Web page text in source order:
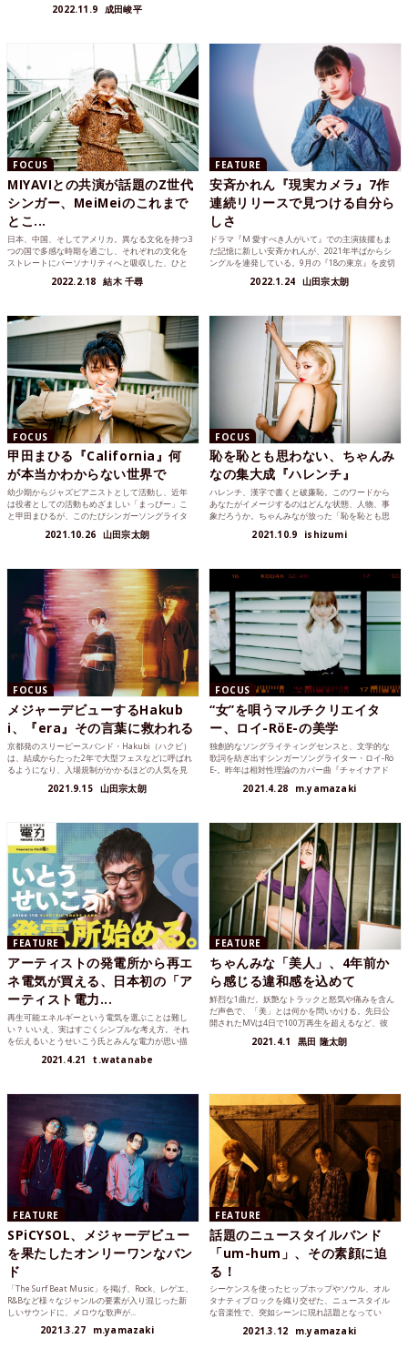
2022.11.9 成田峻平
FOCUS
MIYAVIとの共演が話題のZ世代
シンガー、MeiMeiのこれまで
とこ...
日本、中国、そしてアメリカ。異なる文化を持つ3
つの国で多感な時期を過ごし、それぞれの文化を
ストレートにパーソナリティへと吸収した、ひと
2022.2.18 結木 千尋
FEATURE
安斉かれん『現実カメラ』7作
連続リリースで見つける自分ら
しさ
ドラマ『M 愛すべき人がいて』での主演抜擢もま
だ記憶に新しい安斉かれんが、2021年半ばからシ
ングルを連発している。9月の『18の東京』を皮切
2022.1.24 山田宗太朗
FOCUS
甲田まひる『California』何
が本当かわからない世界で
幼少期からジャズピアニストとして活動し、近年
は役者としての活動もめざましい「まっぴー」こ
と甲田まひるが、このたびシンガーソングライタ
2021.10.26 山田宗太朗
FOCUS
恥を恥とも思わない、ちゃんみ
なの集大成『ハレンチ』
ハレンチ、漢字で書くと破廉恥。このワードから
あなたがイメージするのはどんな状態、人物、事
象だろうか。ちゃんみなが放った「恥を恥とも思
2021.10.9 ishizumi
FOCUS
メジャーデビューするHakub
i、『era』その言葉に救われる
京都発のスリーピースバンド・Hakubi（ハクビ）
は、結成からたった2年で大型フェスなどに呼ばれ
るようになり、入場規制がかかるほどの人気を見
2021.9.15 山田宗太朗
FOCUS
“女”を唄うマルチクリエイタ
ー、ロイ-RöE-の美学
独創的なソングライティングセンスと、文学的な
歌詞を紡ぎ出すシンガーソングライター・ロイ-Rö
E-。昨年は相対性理論のカバー曲『チャイナアド
2021.4.28 m.yamazaki
FEATURE
アーティストの発電所から再エ
ネ電気が買える、日本初の「ア
ーティスト電力...
再生可能エネルギーという電気を選ぶことは難し
い？ いいえ、実はすごくシンプルな考え方。それ
を伝えるいとうせいこう氏とみんな電力が思い描
2021.4.21 t.watanabe
FEATURE
ちゃんみな「美人」、4年前か
ら感じる違和感を込めて
鮮烈な1曲だ。妖艶なトラックと怒気や痛みを含ん
だ声色で、「美」とは何かを問いかける。先日公
開されたMVは4日で100万再生を超えるなど、彼
2021.4.1 黒田 隆太朗
FEATURE
SPiCYSOL、メジャーデビュー
を果たしたオンリーワンなバン
ド
「The Surf Beat Music」を掲げ、Rock、レゲエ、
R&Bなど様々なジャンルの要素が入り混じった新
しいサウンドに、メロウな歌声が...
2021.3.27 m.yamazaki
FEATURE
話題のニュースタイルバンド
「um-hum」、その素顔に迫
る！
シーケンスを使ったヒップホップやソウル、オル
タナティブロックを織り交ぜた、ニュースタイル
な音楽性で、突如シーンに現れ話題となってい
2021.3.12 m.yamazaki